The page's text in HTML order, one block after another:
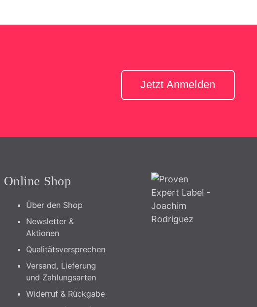
Jetzt Anmelden
Online Shop
Über den Shop
Newsletter &
Aktionen
Qualitätsversprechen
Versand, Lieferung
und Zahlungsarten
Widerruf & Rückgabe